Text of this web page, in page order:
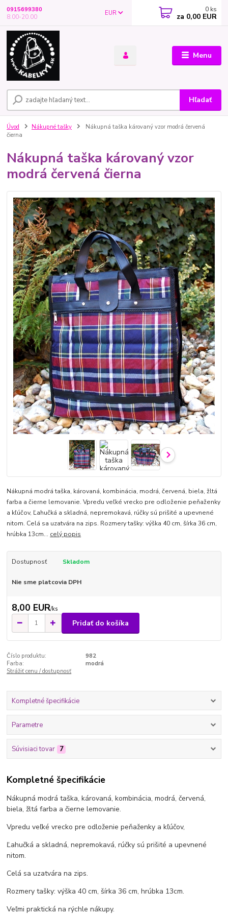
Menu
EUR
Hľadať
0915699380
8.00-20.00
0 ks
za 0,00 EUR
Úvod Nákupné tašky
Nákupná taška károvaný vzor modrá červená
čierna
Nákupná taška károvaný vzor
modrá červená čierna
Nákupná modrá taška, károvaná, kombinácia, modrá, červená, biela, žltá
farba a čierne lemovanie. Vpredu veľké vrecko pre odloženie peňaženky
a kľúčov, Ľahučká a skladná, nepremokavá, rúčky sú prišité a upevnené
nitom. Celá sa uzatvára na zips. Rozmery tašky: výška 40 cm, šírka 36 cm,
hrúbka 13cm... celý popis
Dostupnosť Skladom
Nie sme platcovia DPH
8,00 EUR/ks
Pridať do košíka
Číslo produktu:
982
Farba:
modrá
Strážiť cenu / dostupnosť
Kompletné špecifikácie
Parametre
Súvisiaci tovar 7
Kompletné špecifikácie
Nákupná modrá taška, károvaná, kombinácia, modrá, červená,
biela, žltá farba a čierne lemovanie.
Vpredu veľké vrecko pre odloženie peňaženky a kľúčov,
Ľahučká a skladná, nepremokavá, rúčky sú prišité a upevnené
nitom.
Celá sa uzatvára na zips.
Rozmery tašky: výška 40 cm, šírka 36 cm, hrúbka 13cm.
Veľmi praktická na rýchle nákupy.